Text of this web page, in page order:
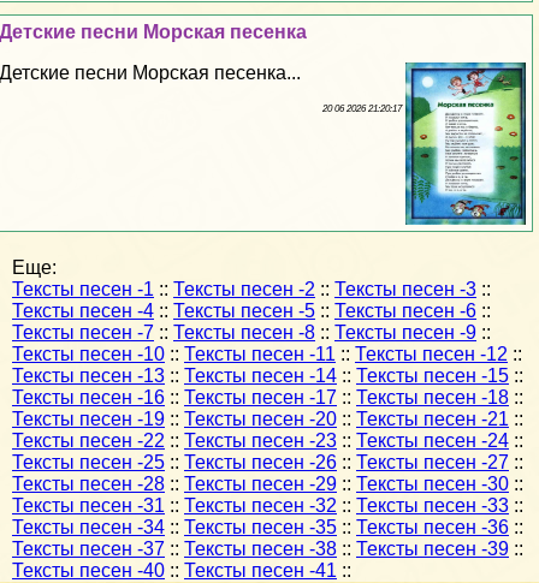
Детские песни Морская песенка
Детские песни Морская песенка...
20 06 2026 21:20:17
Еще:
Тексты песен -1 :: Тексты песен -2 :: Тексты песен -3 ::
Тексты песен -4 :: Тексты песен -5 :: Тексты песен -6 ::
Тексты песен -7 :: Тексты песен -8 :: Тексты песен -9 ::
Тексты песен -10 :: Тексты песен -11 :: Тексты песен -12 ::
Тексты песен -13 :: Тексты песен -14 :: Тексты песен -15 ::
Тексты песен -16 :: Тексты песен -17 :: Тексты песен -18 ::
Тексты песен -19 :: Тексты песен -20 :: Тексты песен -21 ::
Тексты песен -22 :: Тексты песен -23 :: Тексты песен -24 ::
Тексты песен -25 :: Тексты песен -26 :: Тексты песен -27 ::
Тексты песен -28 :: Тексты песен -29 :: Тексты песен -30 ::
Тексты песен -31 :: Тексты песен -32 :: Тексты песен -33 ::
Тексты песен -34 :: Тексты песен -35 :: Тексты песен -36 ::
Тексты песен -37 :: Тексты песен -38 :: Тексты песен -39 ::
Тексты песен -40 :: Тексты песен -41 ::